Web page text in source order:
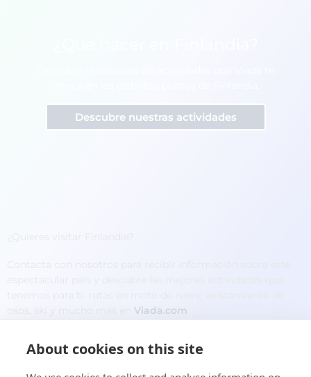
Descubre nuestras actividades
osos, ski y mucho más en Viada.com
Nombre
About cookies on this site